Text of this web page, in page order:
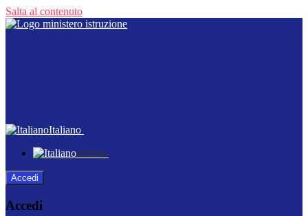
Salta al contenuto
Italiano
Italiano
Accedi
Accedi